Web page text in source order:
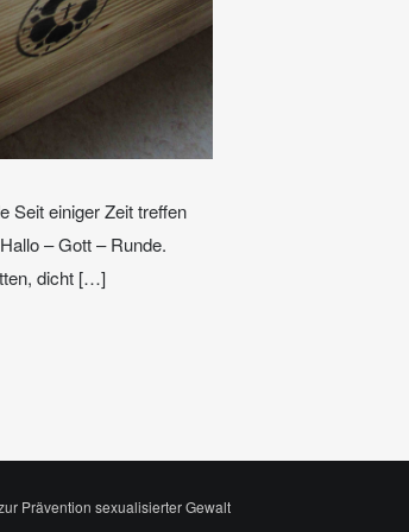
Seit einiger Zeit treffen
– Gott – Runde.
dicht […]
Prävention sexualisierter Gewalt